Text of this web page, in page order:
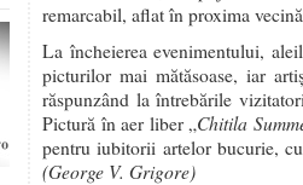
remarcabil, aflat în proxima
La încheierea evenimentului,
picturilor mai mătăsoase, iar
răspunzând la întrebările
Pictură în aer liber „Chitila
pentru iubitorii artelor bucurie,
(George V. Grigore)